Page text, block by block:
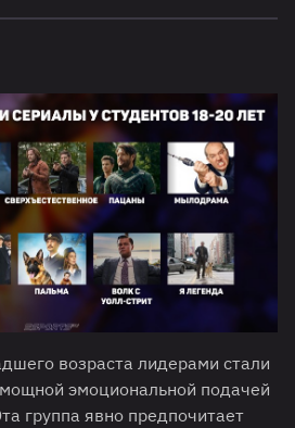
возраста лидерами стали
эмоциональной подачей
группа явно предпочитает